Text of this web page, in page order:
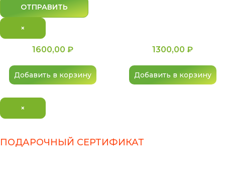
Кафе
ОТПРАВИТЬ
×
1600,00 ₽
Добавить в корзину
1300,00 ₽
Добавить в корзину
×
ПОДАРОЧНЫЙ СЕРТИФИКАТ